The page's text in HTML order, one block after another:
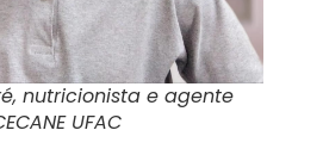
nutricionista e agente
UFAC